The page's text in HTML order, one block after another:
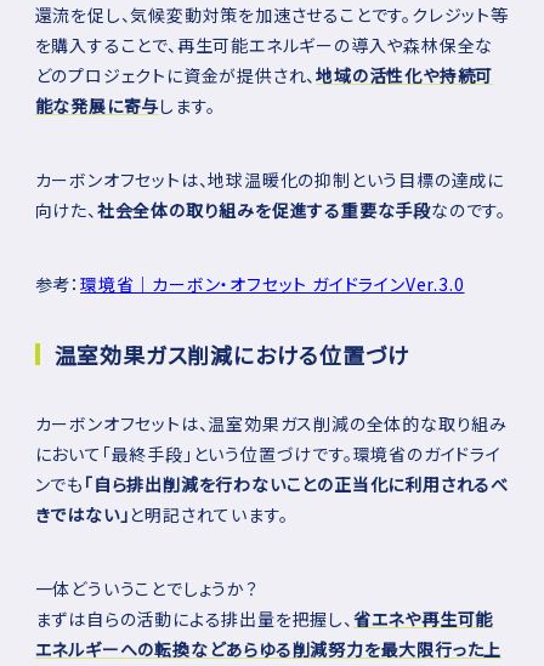
還流を促し、気候変動対策を加速させることです。クレジット等
を購入することで、再生可能エネルギーの導入や森林保全な
どのプロジェクトに資金が提供され、地域の活性化や持続可
能な発展に寄与します。
カーボンオフセットは、地球温暖化の抑制という目標の達成に
向けた、 社会全体の取り組みを促進する重要な手段なのです。
参考：環境省｜カーボン・オフセット ガイドラインVer.3.0
温室効果ガス削減における位置づけ
カーボンオフセットは、温室効果ガス削減の全体的な取り組み
において「最終手段」という位置づけです。環境省のガイドライ
ンでも 「自ら排出削減を行わないことの正当化に利用されるべ
きではない」と明記されています。
一体どういうことでしょうか？
まずは自らの活動による排出量を把握し、 省エネや再生可能
エネルギーへの転換などあらゆる削減努力を最大限行った上